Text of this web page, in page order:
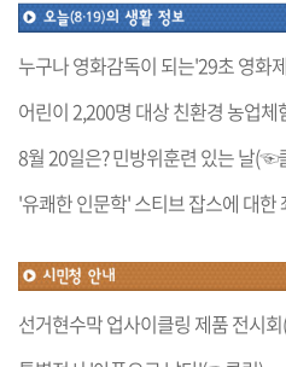
누구나 영화감독이 되는'29초 영화
어린이 2,200명 대상 친환경 농업
8월 20일은? 민방위훈련 있는 날(☜
'유쾌한 인문학' 스티브 잡스에 대
선거현수막 업사이클링 제품 전시